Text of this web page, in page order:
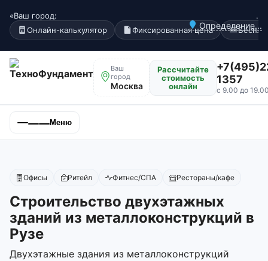
«Ваш город:
Определение...
.
Онлайн-калькулятор
Фиксированная цена
Ваш
город
Москва
Рассчитайте
стоимость
онлайн
1357
с 9.00 до
Меню
Офисы Ритейл Фитнес/СПА Рестораны/кафе
Строительство двухэтажных
зданий из металлоконструкций в
Рузе
Двухэтажные здания из металлоконструкций